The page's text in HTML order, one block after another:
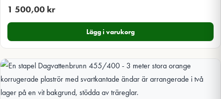
1 500,00 kr
Lägg i varukorg